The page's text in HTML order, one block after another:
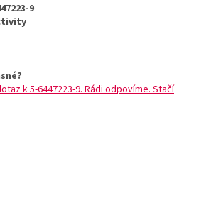
9
k 5-6447223-9. Rádi odpovíme. Stačí